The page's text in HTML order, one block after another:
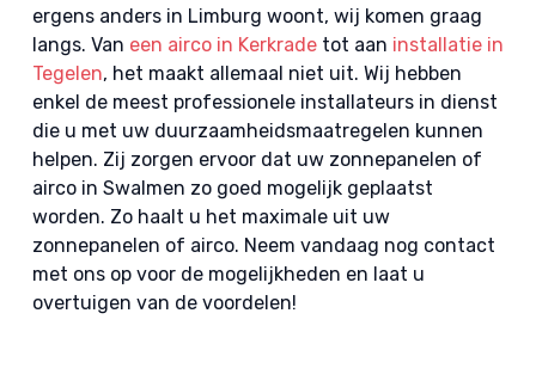
ergens anders in Limburg woont, wij komen graag
langs. Van een airco in Kerkradetot aan installatie in
Tegelen, het maakt allemaal niet uit. Wij hebben
enkel de meest professionele installateurs in dienst
die u met uw duurzaamheidsmaatregelen kunnen
helpen. Zij zorgen ervoor dat uw zonnepanelen of
airco in Swalmen zo goed mogelijk geplaatst
worden. Zo haalt u het maximale uit uw
zonnepanelen of airco. Neem vandaag nog contact
met ons op voor de mogelijkheden en laat u
overtuigen van de voordelen!